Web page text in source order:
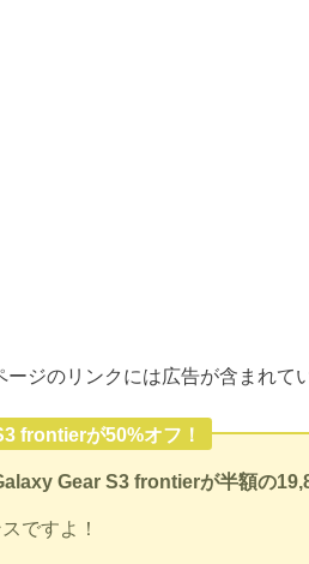
ージのリンクには広告が含まれて
frontierが50%オフ！
Gear S3 frontierが半額の
ですよ！